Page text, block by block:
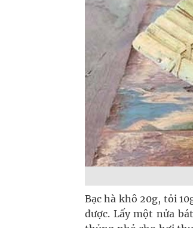
Bạc hà khô 20g, tỏi
được. Lấy một nửa